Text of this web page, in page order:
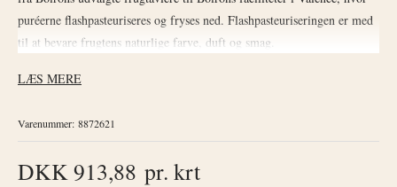
puréerne flashpasteuriseres og fryses ned. Flashpasteuriseringen er med
til at bevare frugtens naturlige farve, duft og smag.
LÆS MERE
Varenummer: 8872621
DKK 913,88 pr. krt